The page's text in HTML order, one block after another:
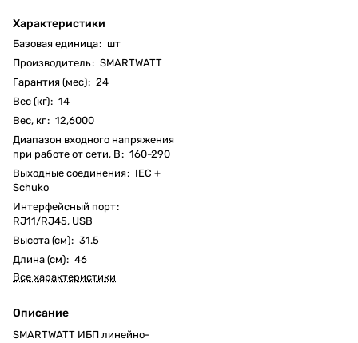
Характеристики
Базовая единица: шт
Производитель: SMARTWATT
Гарантия (мес): 24
Вес (кг): 14
Вес, кг: 12,6000
Диапазон входного напряжения
при работе от сети, В: 160-290
Выходные соединения: IEC +
Schuko
Интерфейсный порт:
RJ11/RJ45, USB
Высота (см): 31.5
Длина (см): 46
Все характеристики
Описание
SMARTWATT ИБП линейно-